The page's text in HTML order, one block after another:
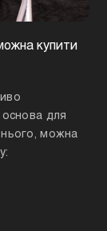
купити
основа для
нього, можна